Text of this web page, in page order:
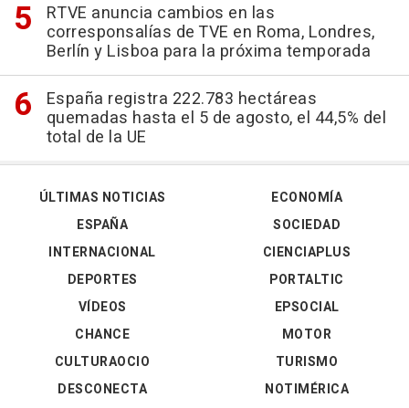
RTVE anuncia cambios en las
corresponsalías de TVE en Roma, Londres,
Berlín y Lisboa para la próxima temporada
España registra 222.783 hectáreas
quemadas hasta el 5 de agosto, el 44,5% del
total de la UE
ÚLTIMAS NOTICIAS
ESPAÑA
INTERNACIONAL
DEPORTES
VÍDEOS
ECONOMÍA
SOCIEDAD
CIENCIAPLUS
PORTALTIC
EPSOCIAL
CHANCE
CULTURAOCIO
DESCONECTA
MOTOR
TURISMO
NOTIMÉRICA